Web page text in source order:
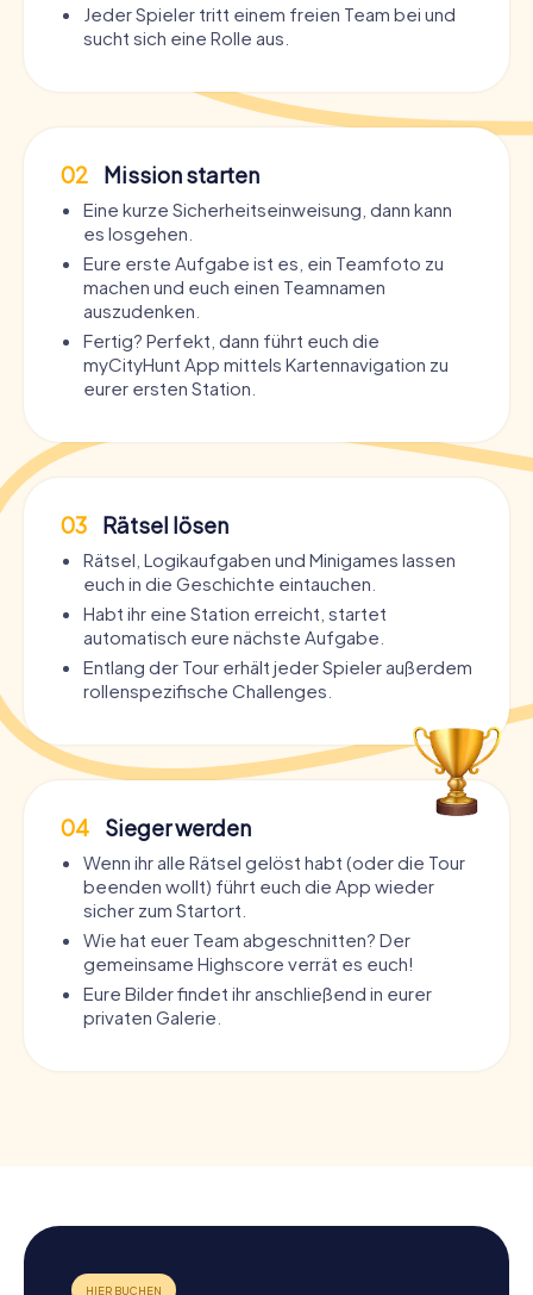
Jeder Spieler tritt einem freien Team bei und
sucht sich eine Rolle aus.
02 Mission starten
Eine kurze Sicherheitseinweisung, dann kann
es losgehen.
Eure erste Aufgabe ist es, ein Teamfoto zu
machen und euch einen Teamnamen
auszudenken.
Fertig? Perfekt, dann führt euch die
myCityHunt App mittels Kartennavigation zu
eurer ersten Station.
03 Rätsel lösen
Rätsel, Logikaufgaben und Minigames lassen
euch in die Geschichte eintauchen.
Habt ihr eine Station erreicht, startet
automatisch eure nächste Aufgabe.
Entlang der Tour erhält jeder Spieler außerdem
rollenspezifische Challenges.
04 Sieger werden
Wenn ihr alle Rätsel gelöst habt (oder die Tour
beenden wollt) führt euch die App wieder
sicher zum Startort.
Wie hat euer Team abgeschnitten? Der
gemeinsame Highscore verrät es euch!
Eure Bilder findet ihr anschließend in eurer
privaten Galerie.